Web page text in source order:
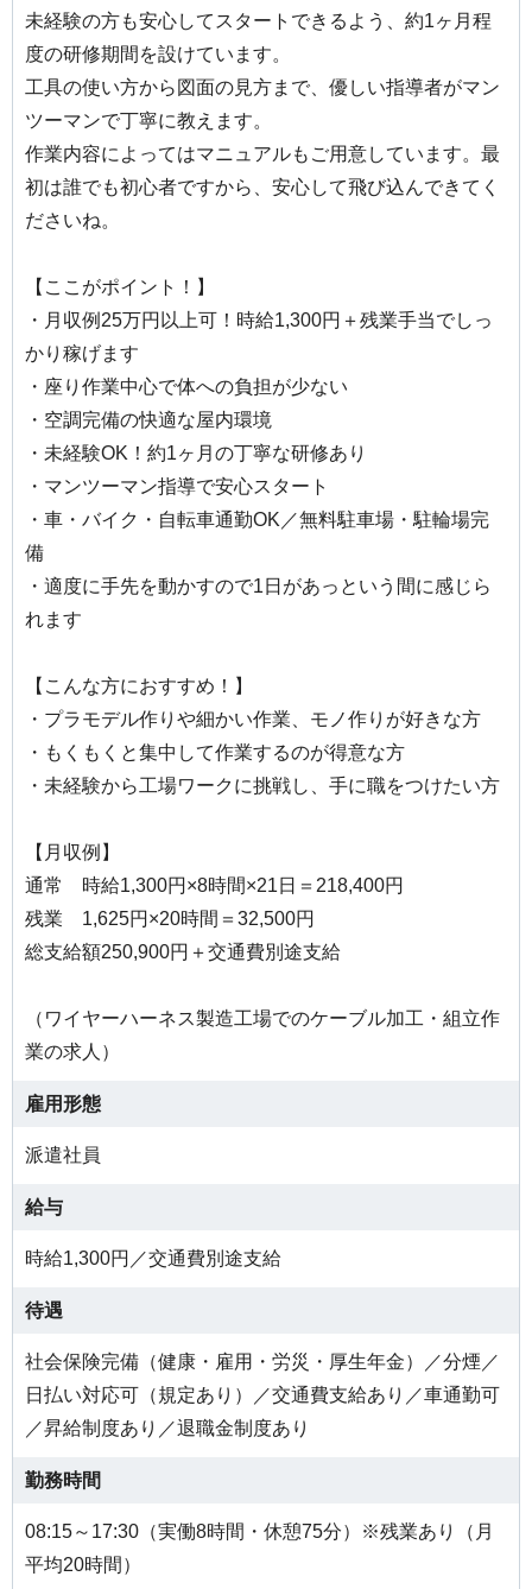
未経験の方も安心してスタートできるよう、約1ヶ月程
度の研修期間を設けています。
工具の使い方から図面の見方まで、優しい指導者がマン
ツーマンで丁寧に教えます。
作業内容によってはマニュアルもご用意しています。最
初は誰でも初心者ですから、安心して飛び込んできてく
ださいね。
【ここがポイント！】
・月収例25万円以上可！時給1,300円＋残業手当でしっ
かり稼げます
・座り作業中心で体への負担が少ない
・空調完備の快適な屋内環境
・未経験OK！約1ヶ月の丁寧な研修あり
・マンツーマン指導で安心スタート
・車・バイク・自転車通勤OK／無料駐車場・駐輪場完
備
・適度に手先を動かすので1日があっという間に感じら
れます
【こんな方におすすめ！】
・プラモデル作りや細かい作業、モノ作りが好きな方
・もくもくと集中して作業するのが得意な方
・未経験から工場ワークに挑戦し、手に職をつけたい方
【月収例】
通常 時給1,300円×8時間×21日＝218,400円
残業 1,625円×20時間＝32,500円
総支給額250,900円＋交通費別途支給
（ワイヤーハーネス製造工場でのケーブル加工・組立作
業の求人）
雇用形態
派遣社員
給与
時給1,300円／交通費別途支給
待遇
社会保険完備（健康・雇用・労災・厚生年金）／分煙／
日払い対応可（規定あり）／交通費支給あり／車通勤可
／昇給制度あり／退職金制度あり
勤務時間
08:15～17:30（実働8時間・休憩75分）※残業あり（月
平均20時間）